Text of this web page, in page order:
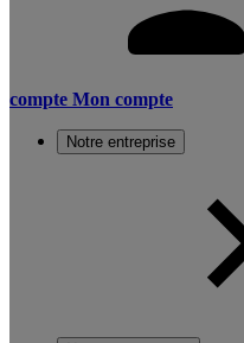
compte Mon compte
Notre entreprise